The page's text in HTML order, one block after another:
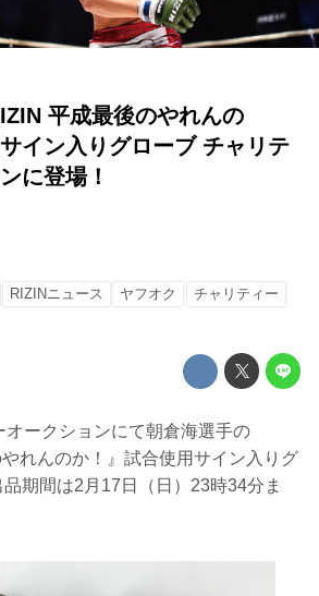
平成最後のやれんの
イン入りグローブ チャリテ
に登場！
RIZINニュース ヤフオク
チャリティー
オークションにて朝倉海選手の
やれんのか！』試合使用サイン入りグ
期間は2月17日（日）23時34分ま